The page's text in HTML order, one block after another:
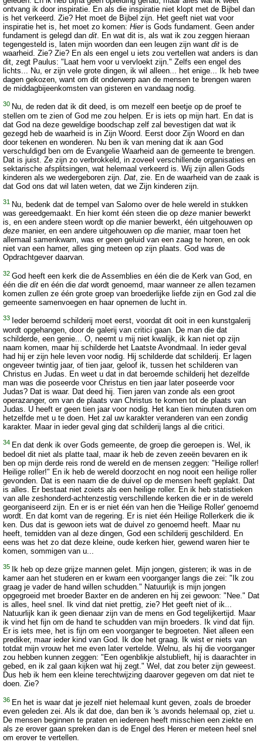
ontvang ik door inspiratie. En als die inspiratie niet klopt met de Bijbel dan
is het verkeerd. Zie? Het moet de Bijbel zijn. Het geeft niet wat voor
inspiratie het is, het moet zo komen: Hieris Gods fundament. Geen ander
fundament is gelegd dan dit . En wat dit is, als wat ik zou zeggen hieraan
tegengesteld is, laten mijn woorden dan een leugen zijn want dit is de
waarheid. Zie? Zie? En als een engel u iets zou vertellen wat anders is dan
dit, zegt Paulus: "Laat hem voor u vervloekt zijn." Zelfs een engel des
lichts... Nu, er zijn vele grote dingen, ik wil alleen... het enige... Ik heb twee
dagen gekozen, want om dit onderwerp aan de mensen te brengen waren
de middagbijeenkomsten van gisteren en vandaag nodig.
30 Nu, de reden dat ik dit deed, is om mezelf een beetje op de proef te
stellen om te zien of God me zou helpen. Er is iets op mijn hart. En dat is
dat God na deze geweldige boodschap zelf zal bevestigen dat wat ik
gezegd heb de waarheid is in Zijn Woord. Eerst door Zijn Woord en dan
door tekenen en wonderen. Nu ben ik van mening dat ik aan God
verschuldigd ben om de Evangelie Waarheid aan de gemeente te brengen.
Dat is juist. Ze zijn zo verbrokkeld, in zoveel verschillende organisaties en
sektarische afsplitsingen, wat helemaal verkeerd is. Wij zijn allen Gods
kinderen als we wedergeboren zijn. Dat , zie. En de waarheid van de zaak is
dat God ons dat wil laten weten, dat we Zijn kinderen zijn.
31 Nu, bedenk dat de tempel van Salomo over de hele wereld in stukken
was gereedgemaakt. En hier komt één steen die op deze manier bewerkt
is, en een andere steen wordt op die manier bewerkt, één uitgehouwen op
deze manier, en een andere uitgehouwen op die manier, maar toen het
allemaal samenkwam, was er geen geluid van een zaag te horen, en ook
niet van een hamer, alles ging meteen op zijn plaats. God was de
Opdrachtgever daarvan.
32 God heeft een kerk die de Assemblies en één die de Kerk van God, en
één die dit en één die dat wordt genoemd, maar wanneer ze allen tezamen
komen zullen ze één grote groep van broederlijke liefde zijn en God zal die
gemeente samenvoegen en haar opnemen de lucht in.
33 Ieder beroemd schilderij moet eerst, voordat dit ooit in een kunstgalerij
wordt opgehangen, door de galerij van critici gaan. De man die dat
schilderde, een genie... O, neemt u mij niet kwalijk, ik kan niet op zijn
naam komen, maar hij schilderde het Laatste Avondmaal. In ieder geval
had hij er zijn hele leven voor nodig. Hij schilderde dat schilderij. Er lagen
ongeveer twintig jaar, of tien jaar, geloof ik, tussen het schilderen van
Christus en Judas. En weet u dat in dat beroemde schilderij het dezelfde
man was die poseerde voor Christus en tien jaar later poseerde voor
Judas? Dat is waar. Dat deed hij. Tien jaren van zonde als een groot
operazanger, om van de plaats van Christus te komen tot de plaats van
Judas. U heeft er geen tien jaar voor nodig. Het kan tien minuten duren om
hetzelfde met u te doen. Het zal uw karakter veranderen van een zondig
karakter. Maar in ieder geval ging dat schilderij langs al die critici.
34 En dat denk ik over Gods gemeente, de groep die geroepen is. Wel, ik
bedoel dit niet als platte taal, maar ik heb de zeven zeeën bevaren en ik
ben op mijn derde reis rond de wereld en de mensen zeggen: "Heilige roller!
Heilige roller!" En ik heb de wereld doorzocht en nog nooit een heilige roller
gevonden. Dat is een naam die de duivel op de mensen heeft geplakt. Dat
is alles. Er bestaat niet zoiets als een heilige roller. En ik heb statistieken
van alle zeshonderd-achtenzestig verschillende kerken die er in de wereld
georganiseerd zijn. En er is er niet één van hen die 'Heilige Roller' genoemd
wordt. En dat komt van de regering. Er is niet één Heilige Rollerkerk die ik
ken. Dus dat is gewoon iets wat de duivel zo genoemd heeft. Maar nu
heeft, temidden van al deze dingen, God een schilderij geschilderd. En
eens was het zo dat deze kleine, oude kerken hier, gewend waren hier te
komen, sommigen van u...
35
Ik heb op deze grijze mannen gelet. Mijn jongen, gisteren; ik was in de
kamer aan het studeren en er kwam een voorganger langs die zei: "Ik zou
graag je vader de hand willen schudden." Natuurlijk is mijn jongen
opgegroeid met broeder Baxter en de anderen en hij zei gewoon: "Nee." Dat
is alles, heel snel. Ik vind dat niet prettig, zie? Het geeft niet of ik...
Natuurlijk kan ik geen dienaar zijn van de mens en God tegelijkertijd. Maar
ik vind het fijn om de hand te schudden van mijn broeders. Ik vind dat fijn.
Er is iets mee, het is fijn om een voorganger te begroeten. Niet alleen een
prediker, maar ieder kind van God. Ik doe het graag. Ik wist er niets van
totdat mijn vrouw het me even later vertelde. Welnu, als hij die voorganger
zou hebben kunnen zeggen: "Een ogenblikje alstublieft, hij is daarachter in
gebed, en ik zal gaan kijken wat hij zegt." Wel, dat zou beter zijn geweest.
Dus heb ik hem een kleine terechtwijzing daarover gegeven om dat niet te
doen. Zie?
36 En het is waar dat je jezelf niet helemaal kunt geven, zoals de broeder
even geleden zei. Als ik dat doe, dan ben ik 's avonds helemaal op, ziet u.
De mensen beginnen te praten en iedereen heeft misschien een ziekte en
als ze erover gaan spreken dan is de Engel des Heren er meteen heel snel
om erover te vertellen.